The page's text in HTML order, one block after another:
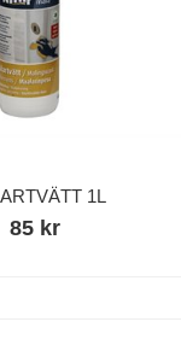
1L
85 kr